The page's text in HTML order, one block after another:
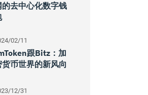
的去中心化数字钱
02/11
跟Bitz：加
货币世界的新风向
12/31